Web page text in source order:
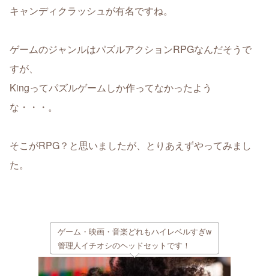
キャンディクラッシュが有名ですね。
ゲームのジャンルはパズルアクションRPGなんだそうで
すが、
Kingってパズルゲームしか作ってなかったよう
な・・・。
そこがRPG？と思いましたが、とりあえずやってみまし
た。
ゲーム・映画・音楽どれもハイレベルすぎw
管理人イチオシのヘッドセットです！